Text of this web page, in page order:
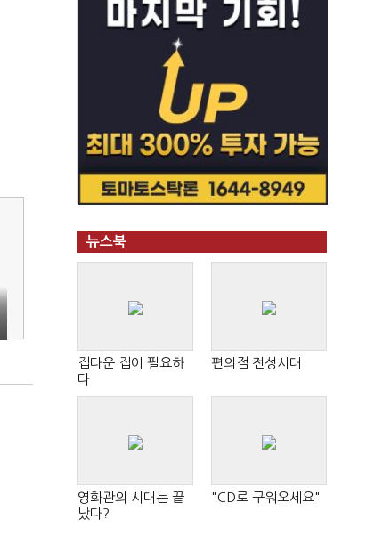
뉴스북
집다운 집이 필요하
다
편의점 전성시대
영화관의 시대는 끝
났다?
"CD로 구워오세요"